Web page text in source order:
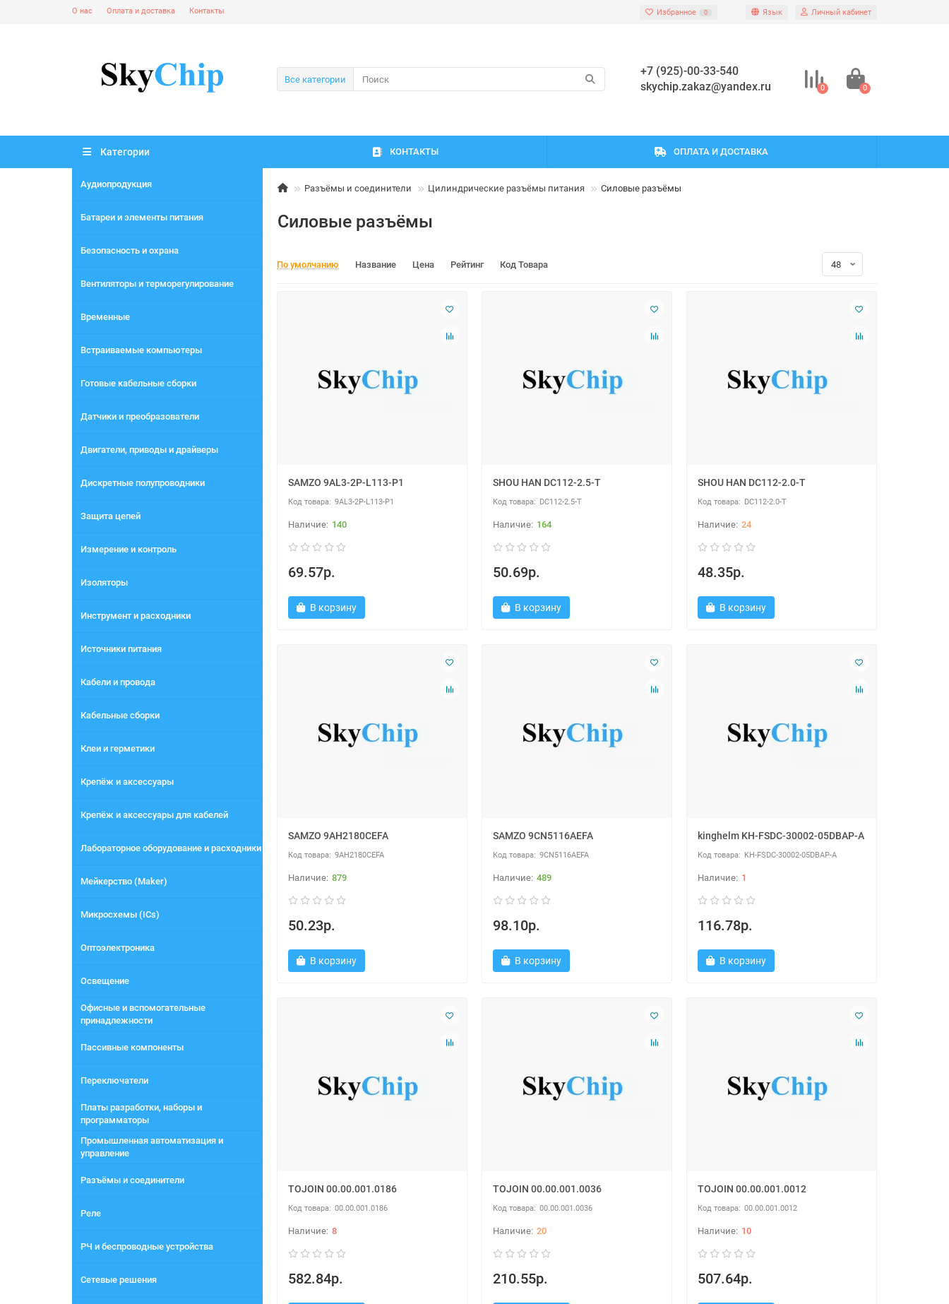
О нас Оплата и доставка Контакты Избранное 0 Язык Личный кабинет
Все категории
+7 (925)-00-33-540
skychip.zakaz@yandex.ru
0 0
Категории
Аудиопродукция
Батареи и элементы питания
Безопасность и охрана
Вентиляторы и терморегулирование
Временные
Встраиваемые компьютеры
Готовые кабельные сборки
Датчики и преобразователи
Двигатели, приводы и драйверы
Дискретные полупроводники
Защита цепей
Измерение и контроль
Изоляторы
Инструмент и расходники
Источники питания
Кабели и провода
Кабельные сборки
Клеи и герметики
Крепёж и аксессуары
Крепёж и аксессуары для кабелей
Лабораторное оборудование и расходники
Мейкерство (Maker)
Микросхемы (ICs)
Оптоэлектроника
Освещение
Офисные и вспомогательные
принадлежности
Пассивные компоненты
Переключатели
Платы разработки, наборы и
программаторы
Промышленная автоматизация и
управление
Разъёмы и соединители
Реле
РЧ и беспроводные устройства
Сетевые решения
КОНТАКТЫ ОПЛАТА И ДОСТАВКА
Разъёмы и соединители Цилиндрические разъёмы питания Силовые разъёмы
Силовые разъёмы
По умолчанию Название Цена Рейтинг Код Товара
SAMZO 9AL3-2P-L113-P1
9AL3-2P-L113-P1
140
69.57р.
В корзину
SHOU HAN DC112-2.5-T
DC112-2.5-T
164
50.69р.
В корзину
SHOU HAN DC112-2.0-T
DC112-2.0-T
24
48.35р.
В корзину
SAMZO 9AH2180CEFA
9AH2180CEFA
879
50.23р.
В корзину
SAMZO 9CN5116AEFA
9CN5116AEFA
489
98.10р.
В корзину
kinghelm KH-FSDC-30002-05DBAP-A
KH-FSDC-30002-05DBAP-A
1
116.78р.
В корзину
TOJOIN 00.00.001.0186
00.00.001.0186
8
582.84р.
TOJOIN 00.00.001.0036
00.00.001.0036
20
210.55р.
TOJOIN 00.00.001.0012
00.00.001.0012
10
507.64р.